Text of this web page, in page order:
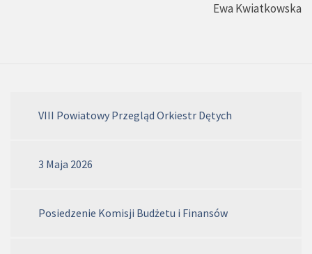
Ewa Kwiatkowska
VIII Powiatowy Przegląd Orkiestr Dętych
3 Maja 2026
Posiedzenie Komisji Budżetu i Finansów